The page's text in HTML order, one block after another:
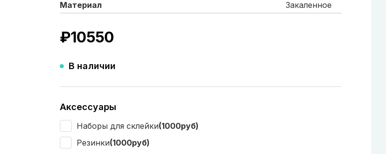
Материал
Закаленное
₽10550
В наличии
Аксессуары
Наборы для склейки(1000руб)
Резинки(1000руб)